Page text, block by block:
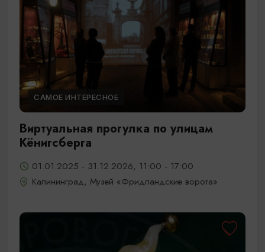
САМОЕ ИНТЕРЕСНОЕ
Виртуальная прогулка по улицам
Кёнигсберга
01.01.2025 - 31.12.2026, 11:00 - 17:00
Калининград, Музей «Фридландские ворота»